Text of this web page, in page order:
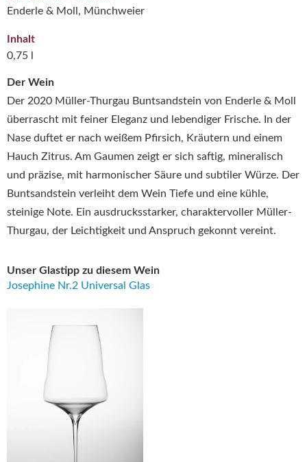
Der Wein
Der 2020 Müller-Thurgau Buntsandstein von Enderle & Moll
überrascht mit feiner Eleganz und lebendiger Frische. In der
Nase duftet er nach weißem Pfirsich, Kräutern und einem
Hauch Zitrus. Am Gaumen zeigt er sich saftig, mineralisch
und präzise, mit harmonischer Säure und subtiler Würze. Der
Buntsandstein verleiht dem Wein Tiefe und eine kühle,
steinige Note. Ein ausdrucksstarker, charaktervoller Müller-
Thurgau, der Leichtigkeit und Anspruch gekonnt vereint.
Unser Glastipp zu diesem Wein
Josephine Nr.2 Universal Glas
Enderle & Moll, Münchweier
Inhalt
0,75 l